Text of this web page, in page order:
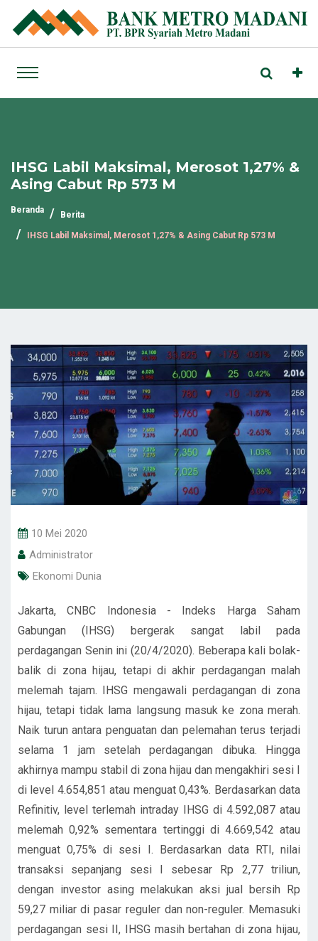
IHSG Labil Maksimal, Merosot 1,27% &
Asing Cabut Rp 573 M
Beranda Berita
IHSG Labil Maksimal, Merosot 1,27% & Asing Cabut Rp 573 M
10 Mei 2020
Administrator
Ekonomi Dunia
Jakarta, CNBC Indonesia - Indeks Harga Saham
Gabungan (IHSG) bergerak sangat labil pada
perdagangan Senin ini (20/4/2020). Beberapa kali bolak-
balik di zona hijau, tetapi di akhir perdagangan malah
melemah tajam. IHSG mengawali perdagangan di zona
hijau, tetapi tidak lama langsung masuk ke zona merah.
Naik turun antara penguatan dan pelemahan terus terjadi
selama 1 jam setelah perdagangan dibuka. Hingga
akhirnya mampu stabil di zona hijau dan mengakhiri sesi I
di level 4.654,851 atau menguat 0,43%. Berdasarkan data
Refinitiv, level terlemah intraday IHSG di 4.592,087 atau
melemah 0,92% sementara tertinggi di 4.669,542 atau
menguat 0,75% di sesi I. Berdasarkan data RTI, nilai
transaksi sepanjang sesi I sebesar Rp 2,77 triliun,
dengan investor asing melakukan aksi jual bersih Rp
59,27 miliar di pasar reguler dan non-reguler. Memasuki
perdagangan sesi II, IHSG masih bertahan di zona hijau,